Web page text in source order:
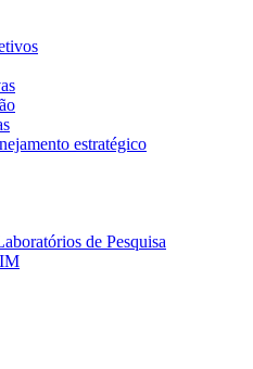
estratégico
de Pesquisa